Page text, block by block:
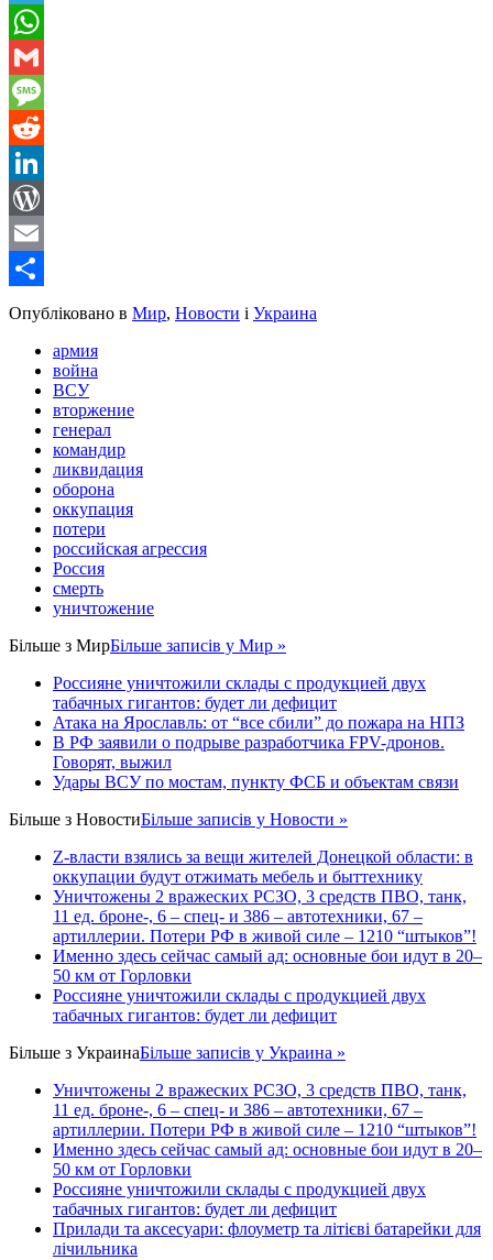
Telegram
WhatsApp
Gmail
Message
Reddit
LinkedIn
WordPress
Email
Share
Опубліковано в Мир, Новости і Украина
армия
война
ВСУ
вторжение
генерал
командир
ликвидация
оборона
оккупация
потери
российская агрессия
Россия
смерть
уничтожение
Більше з МирБільше записів у Мир »
Россияне уничтожили склады с продукцией двух
табачных гигантов: будет ли дефицит
Атака на Ярославль: от “все сбили” до пожара на НПЗ
В РФ заявили о подрыве разработчика FPV-дронов.
Говорят, выжил
Удары ВСУ по мостам, пункту ФСБ и объектам связи
Більше з НовостиБільше записів у Новости »
Z-власти взялись за вещи жителей Донецкой области: в
оккупации будут отжимать мебель и быттехнику
Уничтожены 2 вражеских РСЗО, 3 средств ПВО, танк,
11 ед. броне-, 6 – спец- и 386 – автотехники, 67 –
артиллерии. Потери РФ в живой силе – 1210 “штыков”!
Именно здесь сейчас самый ад: основные бои идут в 20–
50 км от Горловки
Россияне уничтожили склады с продукцией двух
табачных гигантов: будет ли дефицит
Більше з УкраинаБільше записів у Украина »
Уничтожены 2 вражеских РСЗО, 3 средств ПВО, танк,
11 ед. броне-, 6 – спец- и 386 – автотехники, 67 –
артиллерии. Потери РФ в живой силе – 1210 “штыков”!
Именно здесь сейчас самый ад: основные бои идут в 20–
50 км от Горловки
Россияне уничтожили склады с продукцией двух
табачных гигантов: будет ли дефицит
Прилади та аксесуари: флоуметр та літієві батарейки для
лічильника